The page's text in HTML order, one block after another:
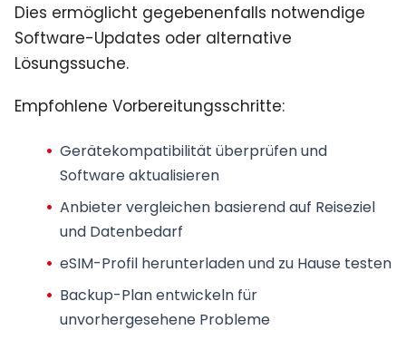
Dies ermöglicht gegebenenfalls notwendige
Software-Updates oder alternative
Lösungssuche.
Empfohlene Vorbereitungsschritte:
Gerätekompatibilität überprüfenund
Software aktualisieren
Anbieter vergleichenbasierend auf Reiseziel
und Datenbedarf
eSIM-Profil herunterladenund zu Hause testen
Backup-Plan entwickelnfür
unvorhergesehene Probleme